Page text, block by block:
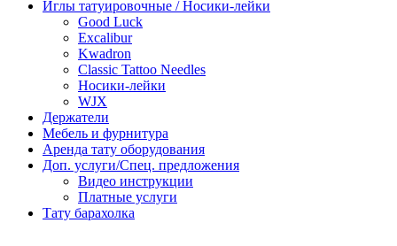
Иглы татуировочные / Носики-лейки
Good Luck
Excalibur
Kwadron
Classic Tattoo Needles
Носики-лейки
WJX
Держатели
Мебель и фурнитура
Аренда тату оборудования
Доп. услуги/Спец. предложения
Видео инструкции
Платные услуги
Тату барахолка